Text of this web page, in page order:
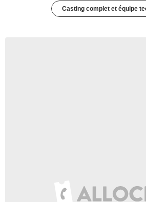
Casting complet et équipe